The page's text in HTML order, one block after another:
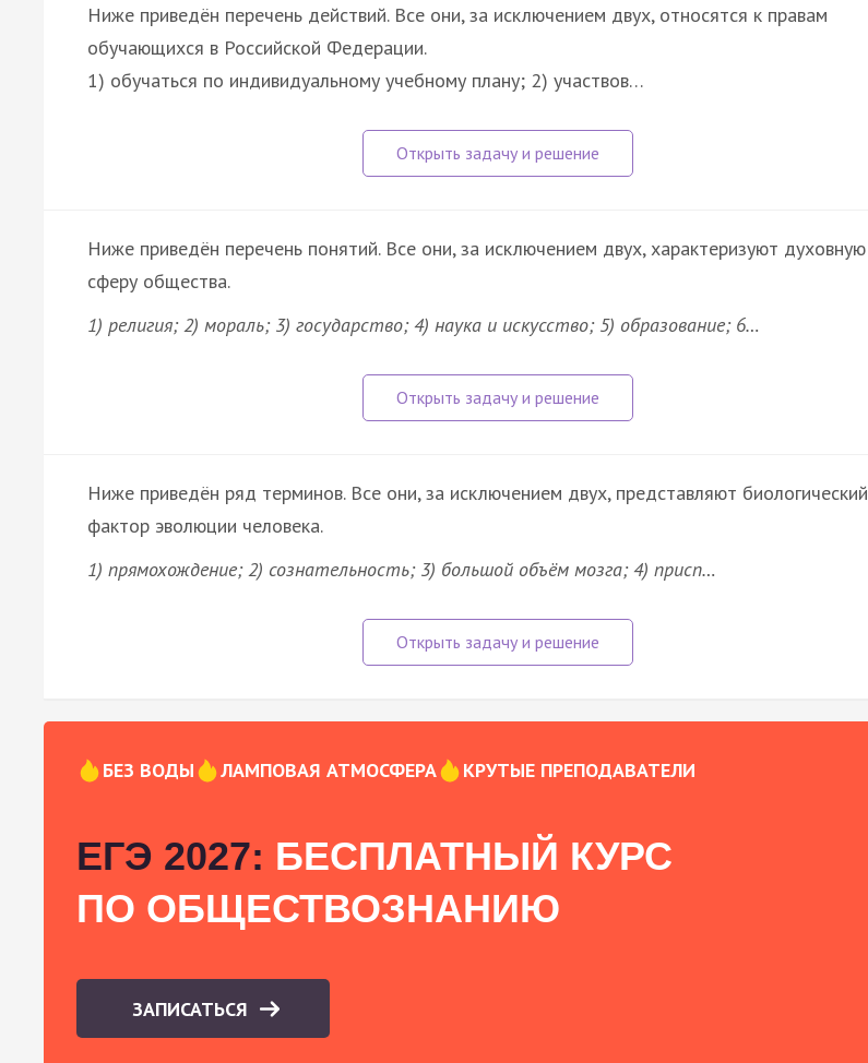
Ниже приведён перечень действий. Все они, за исключением двух, относятся к правам
обучающихся в Российской Федерации.
1) обучаться по индивидуальному учебному плану; 2) участвов…
Ниже приведён перечень понятий. Все они, за исключением двух, характеризуют духовную
сферу общества.
1) религия; 2) мораль; 3) государство; 4) наука и искусство; 5) образование; 6…
Ниже приведён ряд терминов. Все они, за исключением двух, представляют биологический
фактор эволюции человека.
1) прямохождение; 2) сознательность; 3) большой объём мозга; 4) присп…
БЕЗ ВОДЫ ЛАМПОВАЯ АТМОСФЕРА КРУТЫЕ ПРЕПОДАВАТЕЛИ
ЕГЭ 2027: БЕСПЛАТНЫЙ КУРС
ПО ОБЩЕСТВОЗНАНИЮ
ЗАПИСАТЬСЯ